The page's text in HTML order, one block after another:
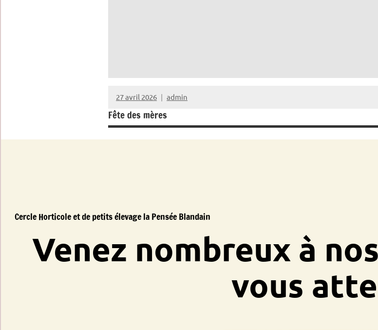
27 avril 2026 admin
Fête des mères
Cercle Horticole et de petits élevage la Pensée Blandain
Venez nombreux à
vous